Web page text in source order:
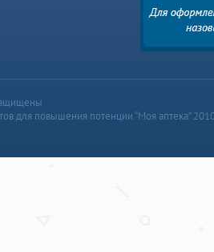
для повышения потенции “Моя аптека”